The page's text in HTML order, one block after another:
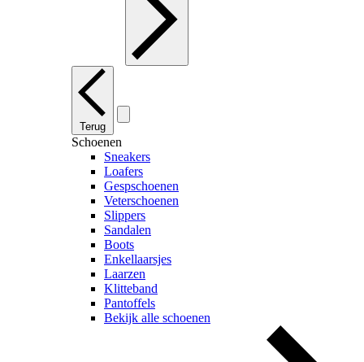
Terug
Schoenen
Sneakers
Loafers
Gespschoenen
Veterschoenen
Slippers
Sandalen
Boots
Enkellaarsjes
Laarzen
Klitteband
Pantoffels
Bekijk alle schoenen